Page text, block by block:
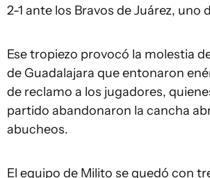
2-1 ante los Bravos de Juárez, uno
Ese tropiezo provocó la molestia
de Guadalajara que entonaron
de reclamo a los jugadores,
partido abandonaron la cancha
abucheos.
El equipo de Milito se quedó con